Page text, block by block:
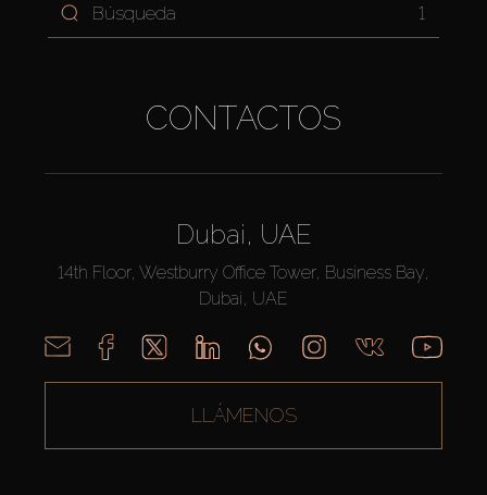
1
CONTACTOS
Dubai, UAE
14th Floor, Westburry Office Tower, Business Bay,
Dubai, UAE
LLÁMENOS